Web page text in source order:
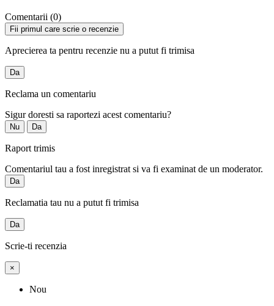
Comentarii (0)
Fii primul care scrie o recenzie
Aprecierea ta pentru recenzie nu a putut fi trimisa
Da
Reclama un comentariu
Sigur doresti sa raportezi acest comentariu?
Nu Da
Raport trimis
Comentariul tau a fost inregistrat si va fi examinat de un moderator.
Da
Reclamatia tau nu a putut fi trimisa
Da
Scrie-ti recenzia
×
Nou